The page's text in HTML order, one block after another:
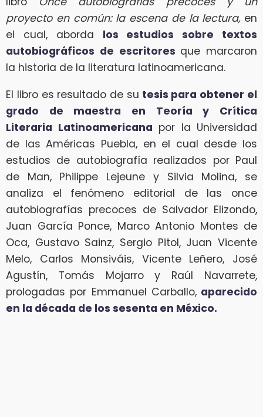
proyecto en común: la escena de la lectura, en
el cual, aborda los estudios sobre textos
autobiográficos de escritores que marcaron
la historia de la literatura latinoamericana.
El libro es resultado de su tesis para obtener el
grado de maestra en Teoría y Crítica
Literaria Latinoamericana por la Universidad
de las Américas Puebla, en el cual desde los
estudios de autobiografía realizados por Paul
de Man, Philippe Lejeune y Silvia Molina, se
analiza el fenómeno editorial de las once
autobiografías precoces de Salvador Elizondo,
Juan García Ponce, Marco Antonio Montes de
Oca, Gustavo Sainz, Sergio Pitol, Juan Vicente
Melo, Carlos Monsiváis, Vicente Leñero, José
Agustín, Tomás Mojarro y Raúl Navarrete,
prologadas por Emmanuel Carballo,aparecido
en la década de los sesenta en México.